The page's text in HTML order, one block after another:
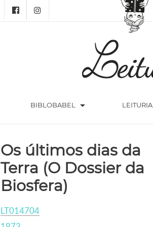
BIBLOBABEL arrow_drop_down LEITURIA
Os últimos dias da
Terra (O Dossier da
Biosfera)
LT014704